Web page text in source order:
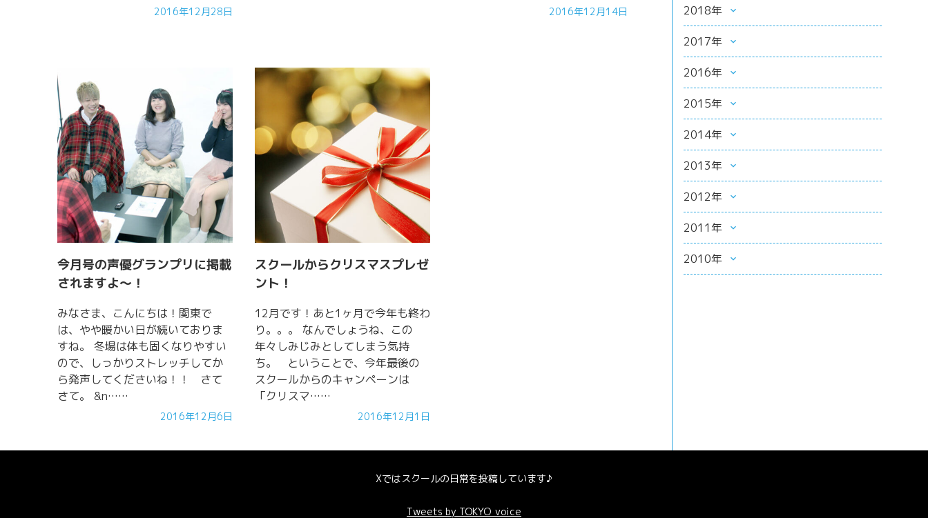
2016年12月28日 2016年12月14日
今月号の声優グランプリに掲載
されますよ～！
みなさま、こんにちは！関東で
は、やや暖かい日が続いておりま
すね。 冬場は体も固くなりやすい
ので、しっかりストレッチしてか
ら発声してくださいね！！ さて
さて。 &n……
2016年12月6日
スクールからクリスマスプレゼ
ント！
12月です！あと1ヶ月で今年も終わ
り。。。 なんでしょうね、この
年々しみじみとしてしまう気持
ち。 ということで、今年最後の
スクールからのキャンペーンは
「クリスマ……
2016年12月1日
2018年
2017年
2016年
2015年
2014年
2013年
2012年
2011年
2010年
Xではスクールの日常を投稿しています♪
Tweets by TOKYO_voice